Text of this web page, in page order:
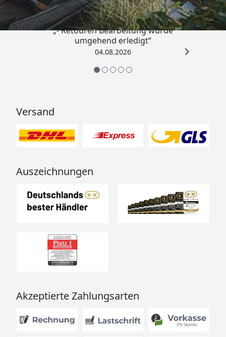
„- Retouren Bearbeitung wurde
umgehend erledigt“
04.08.2026
Versand
Auszeichnungen
Akzeptierte Zahlungsarten